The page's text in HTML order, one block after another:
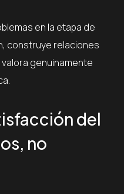
en la etapa de
construye relaciones
genuinamente
del
no